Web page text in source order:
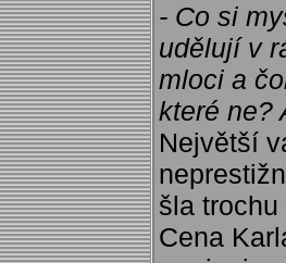
- Co si
udělují v
mloci a
které ne?
Největší
šla
Cena